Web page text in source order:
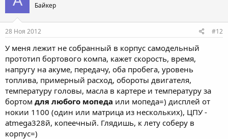
Байкер
28 Ноя 2012 #12
У меня лежит не собранный в корпус самодельный
прототип бортового компа, кажет скорость, время,
напругу на акуме, передачу, оба пробега, уровень
топлива, примерный расход, обороты двигателя,
температуру головы, масла в картере и температуру за
бортом для любого мопеда или мопеда=) дисплей от
нокии 1100 (один или матрица из нескольких), ЦПУ -
atmega328й, копеечный. Глядишь, к лету соберу в
корпус=)